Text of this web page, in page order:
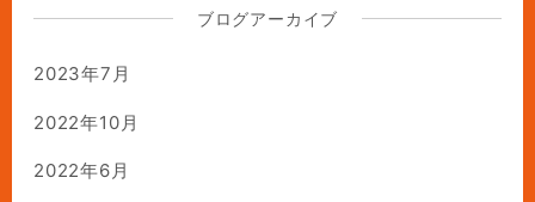
ブログアーカイブ
2023年7月
2022年10月
2022年6月